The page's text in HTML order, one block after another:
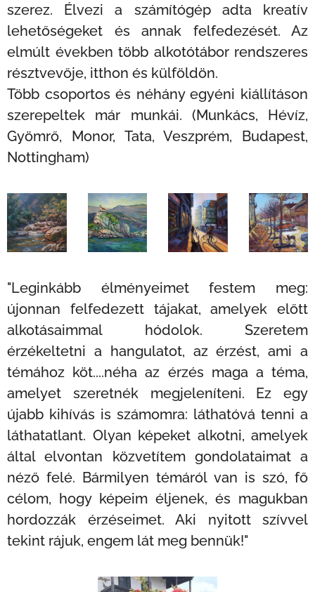
szerez. Élvezi a számítógép adta kreatív
lehetőségeket és annak felfedezését. Az
elmúlt években több alkotótábor rendszeres
résztvevője, itthon és külföldön.
Több csoportos és néhány egyéni kiállításon
szerepeltek már munkái. (Munkács, Hévíz,
Gyömrő, Monor, Tata, Veszprém, Budapest,
Nottingham)
"Leginkább élményeimet festem meg:
újonnan felfedezett tájakat, amelyek előtt
alkotásaimmal hódolok. Szeretem
érzékeltetni a hangulatot, az érzést, ami a
témához köt....néha az érzés maga a téma,
amelyet szeretnék megjeleníteni. Ez egy
újabb kihívás is számomra: láthatóvá tenni a
láthatatlant. Olyan képeket alkotni, amelyek
által elvontan közvetítem gondolataimat a
néző felé. Bármilyen témáról van is szó, fő
célom, hogy képeim éljenek, és magukban
hordozzák érzéseimet. Aki nyitott szívvel
tekint rájuk, engem lát meg bennük!"